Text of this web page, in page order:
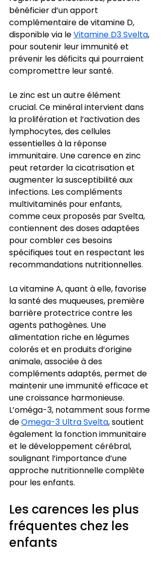
bénéficier d’un apport
complémentaire de vitamine D,
disponible via le Vitamine D3 Svelta,
pour soutenir leur immunité et
prévenir les déficits qui pourraient
compromettre leur santé.
Le zinc est un autre élément
crucial. Ce minéral intervient dans
la prolifération et l’activation des
lymphocytes, des cellules
essentielles à la réponse
immunitaire. Une carence en zinc
peut retarder la cicatrisation et
augmenter la susceptibilité aux
infections. Les compléments
multivitaminés pour enfants,
comme ceux proposés par Svelta,
contiennent des doses adaptées
pour combler ces besoins
spécifiques tout en respectant les
recommandations nutritionnelles.
La vitamine A, quant à elle, favorise
la santé des muqueuses, première
barrière protectrice contre les
agents pathogènes. Une
alimentation riche en légumes
colorés et en produits d’origine
animale, associée à des
compléments adaptés, permet de
maintenir une immunité efficace et
une croissance harmonieuse.
L’oméga-3, notamment sous forme
de Omega-3 Ultra Svelta, soutient
également la fonction immunitaire
et le développement cérébral,
soulignant l’importance d’une
approche nutritionnelle complète
pour les enfants.
Les carences les plus
fréquentes chez les
enfants